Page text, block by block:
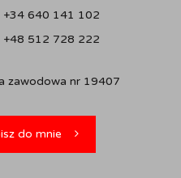
+34 640 141 102
+48 512 728 222
zawodowa nr 19407
do mnie